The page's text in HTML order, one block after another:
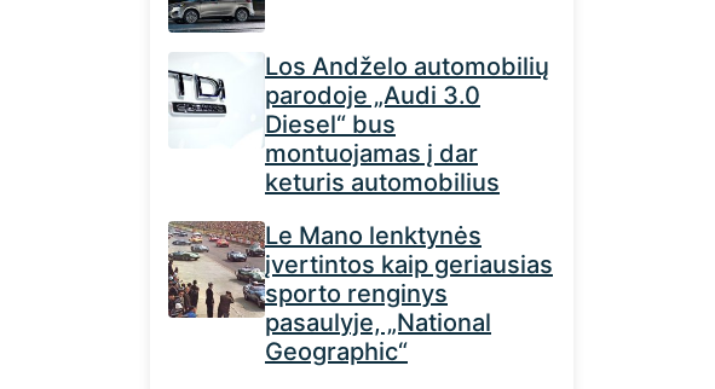
Los Andželo automobilių
parodoje „Audi 3.0
Diesel“ bus
montuojamas į dar
keturis automobilius
Le Mano lenktynės
įvertintos kaip geriausias
sporto renginys
pasaulyje, „National
Geographic“